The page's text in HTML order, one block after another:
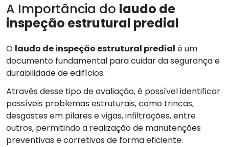
A Importância do laudo de
inspeção estrutural predial
O laudo de inspeção estrutural predial é um
documento fundamental para cuidar da segurança e
durabilidade de edifícios.
Através desse tipo de avaliação, é possível identificar
possíveis problemas estruturais, como trincas,
desgastes em pilares e vigas, infiltrações, entre
outros, permitindo a realização de manutenções
preventivas e corretivas de forma eficiente.